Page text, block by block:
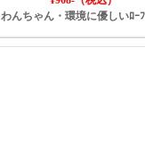
わんちゃん・環境に優しいﾛｰﾌ